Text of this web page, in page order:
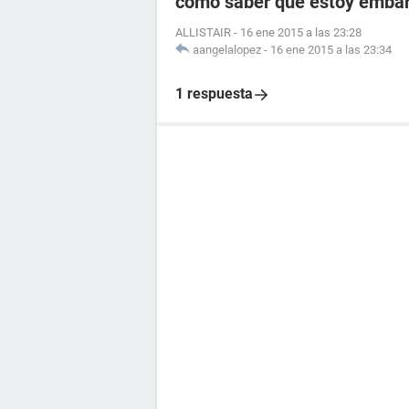
ALLISTAIR - 16 ene 2015 a las 23:28
aangelalopez - 16 ene 2015 a las 23:34
1 respuesta